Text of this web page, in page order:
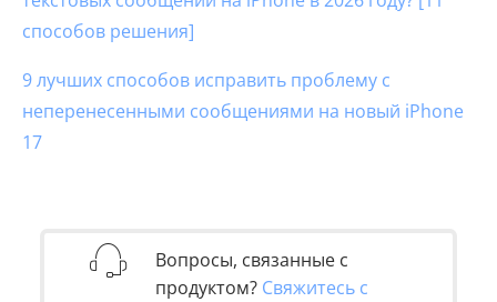
способов решения]
9 лучших способов исправить проблему с
неперенесенными сообщениями на новый iPhone
17
Вопросы, связанные с
продуктом? Свяжитесь с